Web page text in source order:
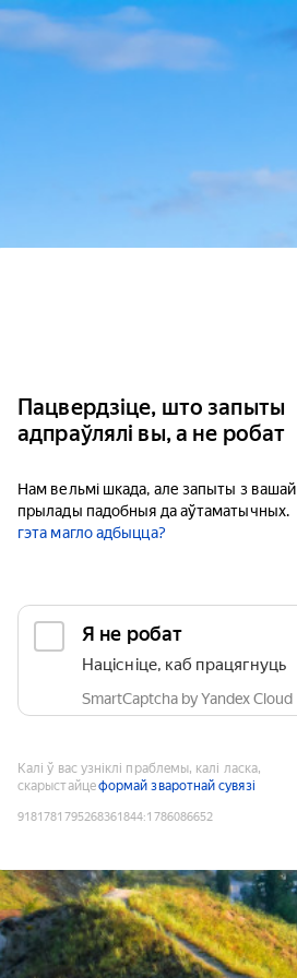
Пацвердзіце, што запыты
адпраўлялі вы, а не робат
Нам вельмі шкада, але запыты з вашай
прылады падобныя да аўтаматычных.
гэта магло адбыцца?
Я не робат
Націсніце, каб працягнуць
SmartCaptcha by Yandex Cloud
Калі ў вас узніклі праблемы, калі ласка,
скарыстайцеформай зваротнай сувязі
9181781795268361844:1786086652